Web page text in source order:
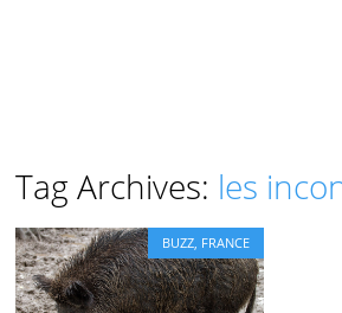
Tag Archives: les
BUZZ FRANCE